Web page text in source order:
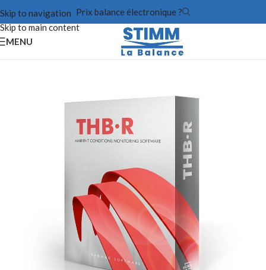
Skip to navigation
Skip to main content
Prix balance électronique ?
MENU